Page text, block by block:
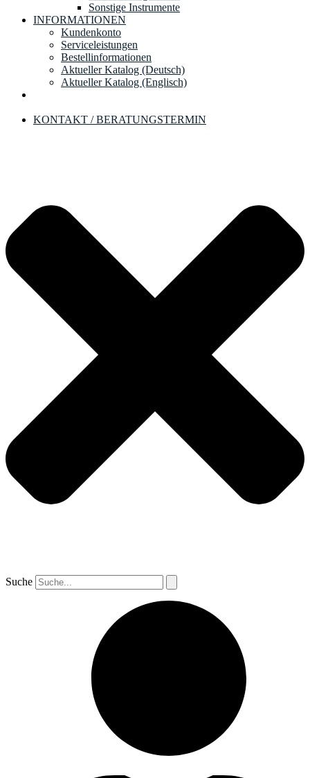
Sonstige Instrumente
INFORMATIONEN
Kundenkonto
Serviceleistungen
Bestellinformationen
Aktueller Katalog (Deutsch)
Aktueller Katalog (Englisch)
KONTAKT / BERATUNGSTERMIN
Suche